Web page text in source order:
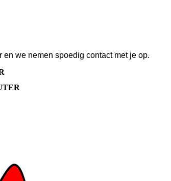
we nemen spoedig contact met je op.